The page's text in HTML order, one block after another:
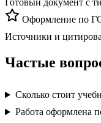
Готовый документ с
Оформление по
Источники и
Частые
Сколько стоит
Работа оформлена